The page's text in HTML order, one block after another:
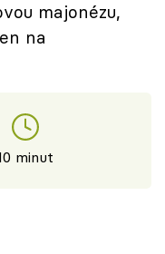
majonézu,
na
minut